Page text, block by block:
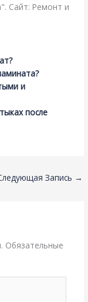
Сайт: Ремонт и
и
после
Запись →
Обязательные